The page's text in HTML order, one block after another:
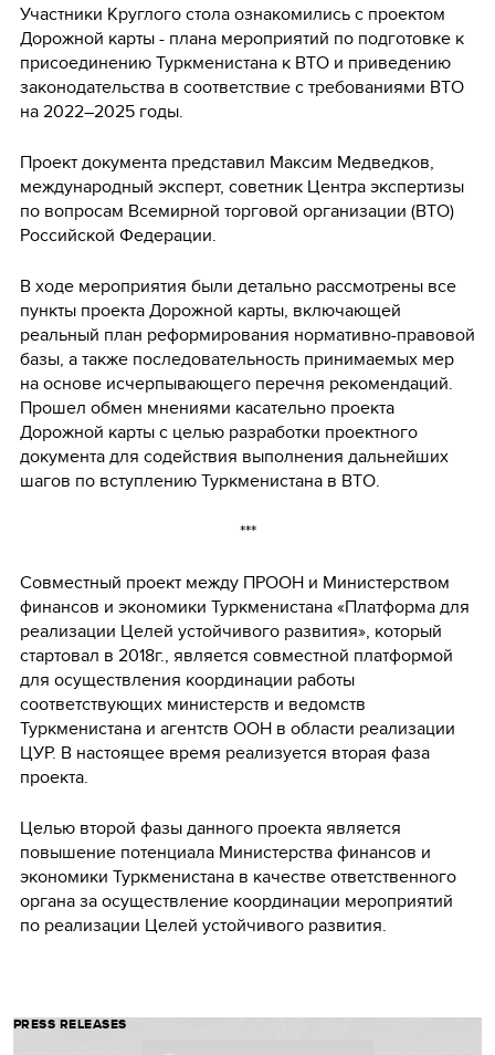
Участники Круглого стола ознакомились с проектом
Дорожной карты - плана мероприятий по подготовке к
присоединению Туркменистана к ВТО и приведению
законодательства в соответствие с требованиями ВТО
на 2022–2025 годы.
Проект документа представил Максим Медведков,
международный эксперт, советник Центра экспертизы
по вопросам Всемирной торговой организации (ВТО)
Российской Федерации.
В ходе мероприятия были детально рассмотрены все
пункты проекта Дорожной карты, включающей
реальный план реформирования нормативно-правовой
базы, а также последовательность принимаемых мер
на основе исчерпывающего перечня рекомендаций.
Прошел обмен мнениями касательно проекта
Дорожной карты с целью разработки проектного
документа для содействия выполнения дальнейших
шагов по вступлению Туркменистана в ВТО.
***
Совместный проект между ПРООН и Министерством
финансов и экономики Туркменистана «Платформа для
реализации Целей устойчивого развития», который
стартовал в 2018г., является совместной платформой
для осуществления координации работы
соответствующих министерств и ведомств
Туркменистана и агентств ООН в области реализации
ЦУР. В настоящее время реализуется вторая фаза
проекта.
Целью второй фазы данного проекта является
повышение потенциала Министерства финансов и
экономики Туркменистана в качестве ответственного
органа за осуществление координации мероприятий
по реализации Целей устойчивого развития.
PRESS RELEASES